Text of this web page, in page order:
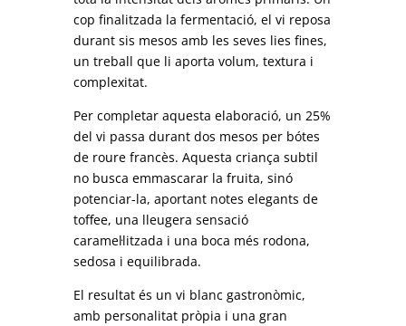
cop finalitzada la fermentació, el vi reposa
durant sis mesos amb les seves lies fines,
un treball que li aporta volum, textura i
complexitat.
Per completar aquesta elaboració, un 25%
del vi passa durant dos mesos per bótes
de roure francès. Aquesta criança subtil
no busca emmascarar la fruita, sinó
potenciar-la, aportant notes elegants de
toffee, una lleugera sensació
caramel·litzada i una boca més rodona,
sedosa i equilibrada.
El resultat és un vi blanc gastronòmic,
amb personalitat pròpia i una gran